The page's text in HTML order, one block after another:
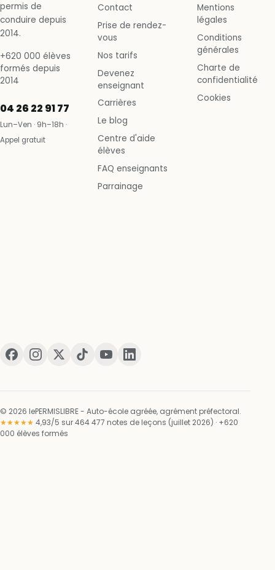
permis de
conduire depuis
2014.
+620 000 élèves
formés depuis
2014
04 26 22 91 77
Lun–Ven · 9h–18h ·
Appel gratuit
Contact
Prise de rendez-
vous
Nos tarifs
Devenez
enseignant
Carrières
Le blog
Centre d'aide
élèves
FAQ enseignants
Parrainage
Mentions
légales
Conditions
générales
Charte de
confidentialité
Cookies
© 2026 lePERMISLIBRE - Auto-école agréée, agrément préfectoral.
★★★★★ 4,93/5 sur 464 477 notes de leçons (juillet 2026) · +620
000 élèves formés